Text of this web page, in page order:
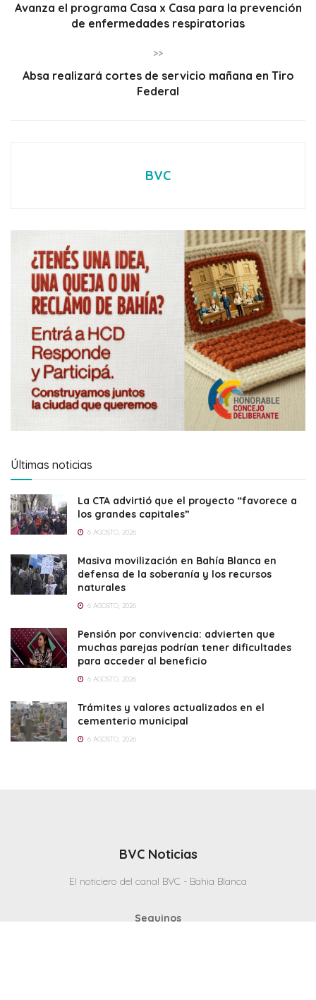
Avanza el programa Casa x Casa para la prevención
de enfermedades respiratorias
>>
Absa realizará cortes de servicio mañana en Tiro
Federal
BVC
Últimas noticias
La CTA advirtió que el proyecto “favorece a
los grandes capitales”
6 AGOSTO, 2026
Masiva movilización en Bahía Blanca en
defensa de la soberanía y los recursos
naturales
6 AGOSTO, 2026
Pensión por convivencia: advierten que
muchas parejas podrían tener dificultades
para acceder al beneficio
6 AGOSTO, 2026
Trámites y valores actualizados en el
cementerio municipal
6 AGOSTO, 2026
BVC Noticias
El noticiero del canal BVC - Bahia Blanca
Seguinos